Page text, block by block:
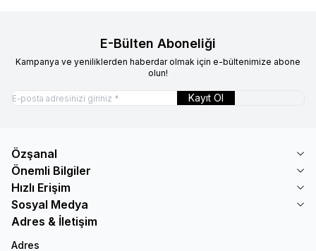
E-Bülten Aboneliği
Kampanya ve yeniliklerden haberdar olmak için e-bültenimize abone
olun!
Kayıt Ol
Özşanal
Önemli Bilgiler
Hızlı Erişim
Sosyal Medya
Adres & İletişim
Adres